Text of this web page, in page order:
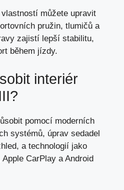
můžete upravit
pružin, tlumičů a
zajistí lepší stabilitu,
během jízdy.
interiér
pomocí moderních
systémů, úprav sedadel
a technologií jako
CarPlay a Android